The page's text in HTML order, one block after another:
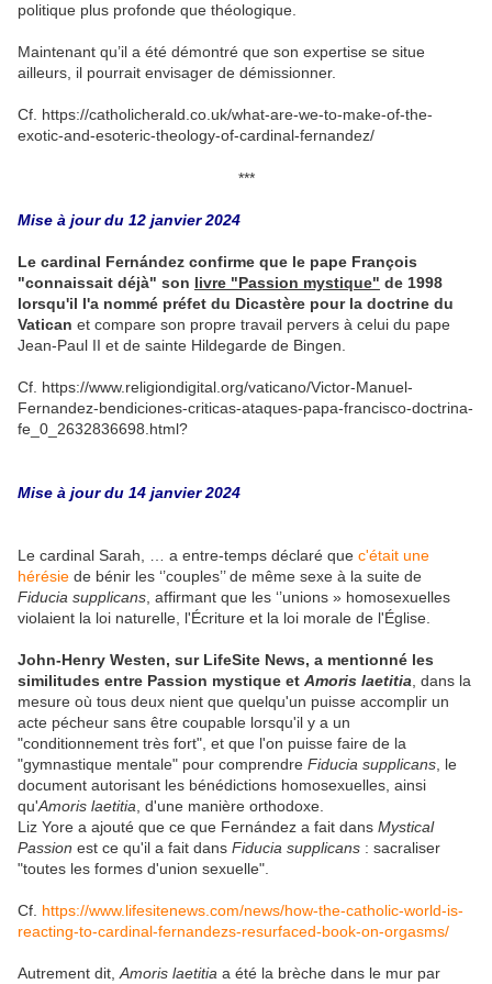
politique plus profonde que théologique.
Maintenant qu’il a été démontré que son expertise se situe
ailleurs, il pourrait envisager de démissionner.
Cf. https://catholicherald.co.uk/what-are-we-to-make-of-the-
exotic-and-esoteric-theology-of-cardinal-fernandez/
***
Mise à jour du 12 janvier 2024
Le cardinal Fernández confirme que le pape François
"connaissait déjà" son livre "Passion mystique" de 1998
lorsqu'il l'a nommé préfet du Dicastère pour la doctrine du
Vatican et compare son propre travail pervers à celui du pape
Jean-Paul II et de sainte Hildegarde de Bingen.
Cf. https://www.religiondigital.org/vaticano/Victor-Manuel-
Fernandez-bendiciones-criticas-ataques-papa-francisco-doctrina-
fe_0_2632836698.html?
Mise à jour du 14 janvier 2024
Le cardinal Sarah, … a entre-temps déclaré que c'était une
hérésie de bénir les ‘’couples’’ de même sexe à la suite de
Fiducia supplicans , affirmant que les ‘’unions » homosexuelles
violaient la loi naturelle, l'Écriture et la loi morale de l'Église.
John-Henry Westen, sur LifeSite News, a mentionné les
similitudes entre Passion mystique et Amoris laetitia , dans la
mesure où tous deux nient que quelqu'un puisse accomplir un
acte pécheur sans être coupable lorsqu'il y a un
"conditionnement très fort", et que l'on puisse faire de la
"gymnastique mentale" pour comprendre Fiducia supplicans , le
document autorisant les bénédictions homosexuelles, ainsi
qu'Amoris laetitia , d'une manière orthodoxe.
Liz Yore a ajouté que ce que Fernández a fait dans Mystical
Passion est ce qu'il a fait dans Fiducia supplicans : sacraliser
"toutes les formes d'union sexuelle".
Cf. https://www.lifesitenews.com/news/how-the-catholic-world-is-
reacting-to-cardinal-fernandezs-resurfaced-book-on-orgasms/
Autrement dit, Amoris laetitia a été la brèche dans le mur par